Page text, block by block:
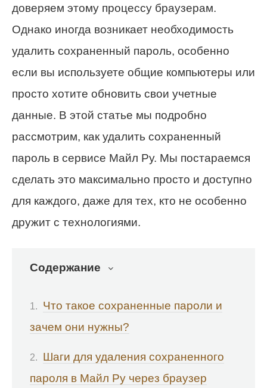
доверяем этому процессу браузерам.
Однако иногда возникает необходимость
удалить сохраненный пароль, особенно
если вы используете общие компьютеры или
просто хотите обновить свои учетные
данные. В этой статье мы подробно
рассмотрим, как удалить сохраненный
пароль в сервисе Майл Ру. Мы постараемся
сделать это максимально просто и доступно
для каждого, даже для тех, кто не особенно
дружит с технологиями.
Содержание
Что такое сохраненные пароли и
зачем они нужны?
Шаги для удаления сохраненного
пароля в Майл Ру через браузер